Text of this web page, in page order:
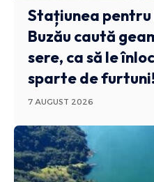
Stațiunea
Buzău caută
sere, ca să le
sparte de furtuni!
7 AUGUST 2026